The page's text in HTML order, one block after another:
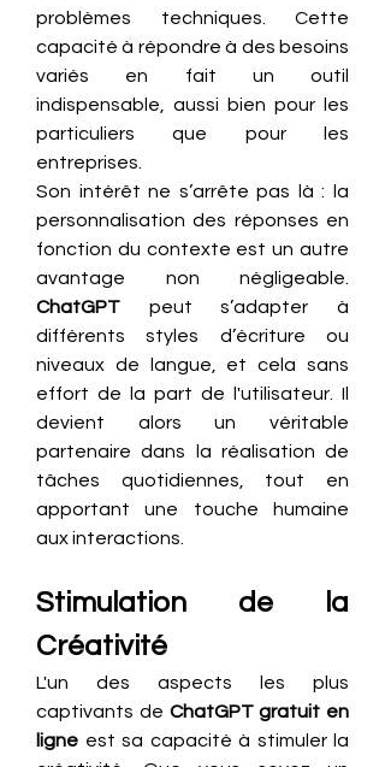
problèmes techniques. Cette
capacité à répondre à des besoins
variés en fait un outil
indispensable, aussi bien pour les
particuliers que pour les
entreprises.
Son intérêt ne s’arrête pas là : la
personnalisation des réponses en
fonction du contexte est un autre
ChatGPT peut s’adapter à
différents styles d’écriture ou
niveaux de langue, et cela sans
effort de la part de l'utilisateur. Il
devient alors un véritable
partenaire dans la réalisation de
tâches quotidiennes, tout en
apportant une touche humaine
aux interactions.
Stimulation de la
Créativité
L'un des aspects les plus
captivants de ChatGPT gratuit en
ligne est sa capacité à stimuler la